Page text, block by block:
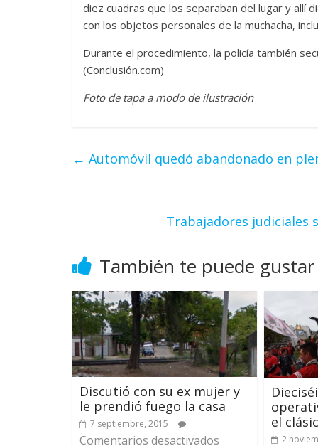
diez cuadras que los separaban del lugar y allí
con los objetos personales de la muchacha,
Durante el procedimiento, la policía también
(Conclusión.com)
Foto de tapa a modo de ilustración
← Automóvil quedó abandonado en
Trabajadores judiciales
También te puede gustar
Discutió con su ex mujer y
le prendió fuego la casa
7 septiembre, 2015
Comentarios desactivados
el
2